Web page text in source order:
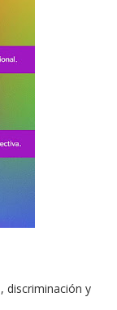
discriminación y